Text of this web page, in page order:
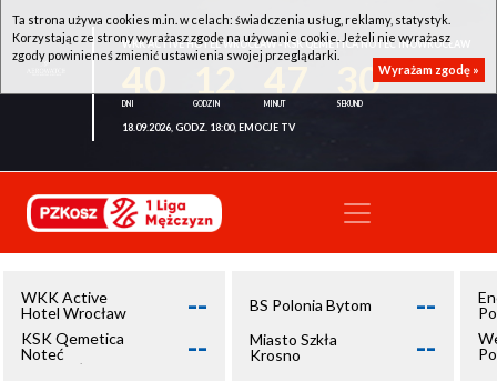
WKK ACTIVE HOTEL WROCŁAW - KSK QEMETICA NOTEĆ INOWROCŁAW
29
18.09.2026, GODZ. 18:00, EMOCJE TV
WKK Active
Hotel Wrocław
--
KSK Qemetica
Noteć
Inowrocław
--
BS Polonia Bytom --
Miasto Szkła
Krosno
--
Ta strona używa cookies m.in. w celach: świadczenia usług, reklamy, statystyk.
Korzystając ze strony wyrażasz zgodę na używanie cookie. Jeżeli nie wyrażasz
zgody powinieneś zmienić ustawienia swojej przeglądarki.
Wyrażam zgodę »